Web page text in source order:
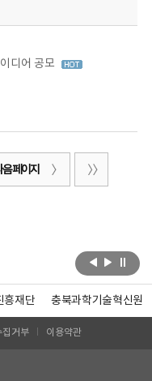
디어 공모
음 페이지
흥재단 충북과학기술혁신원
집거부 이용약관